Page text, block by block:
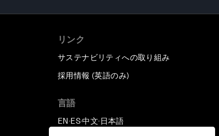
リンク
サステナビリティへの取り組み
採用情報 (英語のみ)
言語
EN ▪ES▪中文▪ 日本語